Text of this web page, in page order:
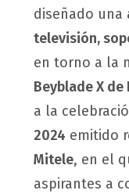
diseñado una
televisión,
en torno a la
Beyblade X de
a la
2024 emitido
Mitele, en el
aspirantes a